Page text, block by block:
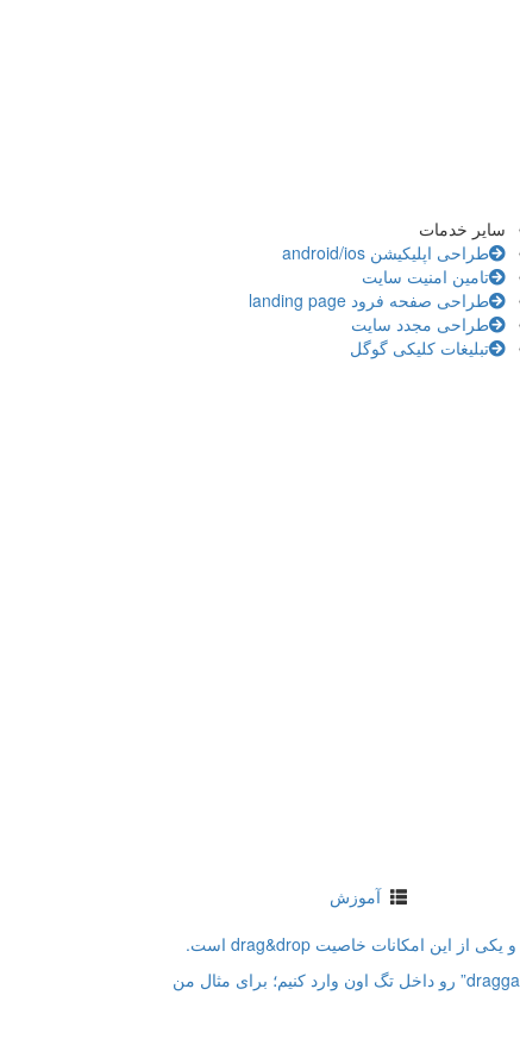
سایر خدمات
طراحی اپلیکیشن android/ios
تامین امنیت سایت
طراحی صفحه فرود landing page
طراحی مجدد سایت
تبلیغات کلیکی گوگل
آموزش
ابتدا برای این که یک شی این قابلیت رو داشته باشه باید کد draggable=”true” رو داخل تگ اون وارد کنیم؛ برای مثال من